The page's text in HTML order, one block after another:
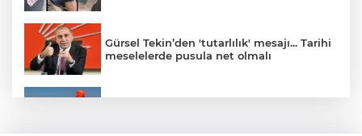
Gürsel Tekin’den 'tutarlılık' mesajı... Tarihi
meselelerde pusula net olmalı